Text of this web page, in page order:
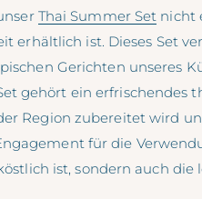
Thai Summer Set nicht
erhältlich ist. Dieses Set
Gerichten unseres
gehört ein erfrischendes
Region zubereitet wird
für die
ist, sondern auch die